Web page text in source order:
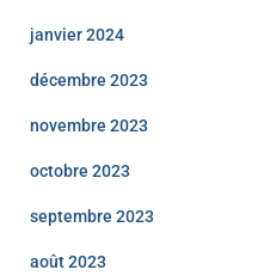
janvier 2024
décembre 2023
novembre 2023
octobre 2023
septembre 2023
août 2023